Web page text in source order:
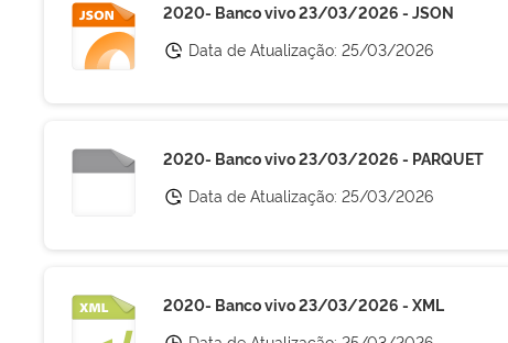
2020- Banco vivo 23/03/2026 - JSON
Data de Atualização: 25/03/2026
2020- Banco vivo 23/03/2026 - PARQUET
Data de Atualização: 25/03/2026
2020- Banco vivo 23/03/2026 - XML